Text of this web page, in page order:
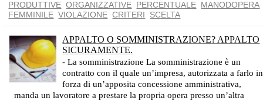
PRODUTTIVE ORGANIZZATIVE PERCENTUALE MANODOPERA
FEMMINILE VIOLAZIONE CRITERI SCELTA
APPALTO O SOMMINISTRAZIONE? APPALTO
SICURAMENTE.
- La somministrazione La somministrazione è un
contratto con il quale un’impresa, autorizzata a farlo in
forza di un’apposita concessione amministrativa,
manda un lavoratore a prestare la propria opera presso un’altra